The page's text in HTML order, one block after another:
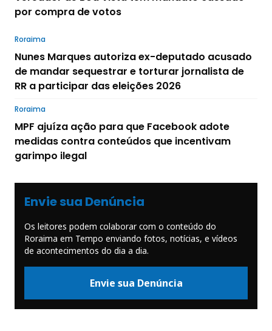
por compra de votos
Roraima
Nunes Marques autoriza ex-deputado acusado
de mandar sequestrar e torturar jornalista de
RR a participar das eleições 2026
Roraima
MPF ajuíza ação para que Facebook adote
medidas contra conteúdos que incentivam
garimpo ilegal
Envie sua Denúncia
Os leitores podem colaborar com o conteúdo do
Roraima em Tempo enviando fotos, notícias, e vídeos
de acontecimentos do dia a dia.
Envie sua Denúncia